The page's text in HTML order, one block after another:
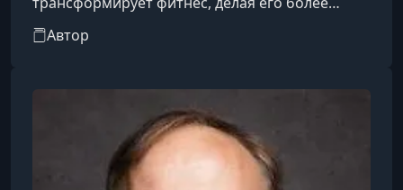
осознанным и без травм.
Автор